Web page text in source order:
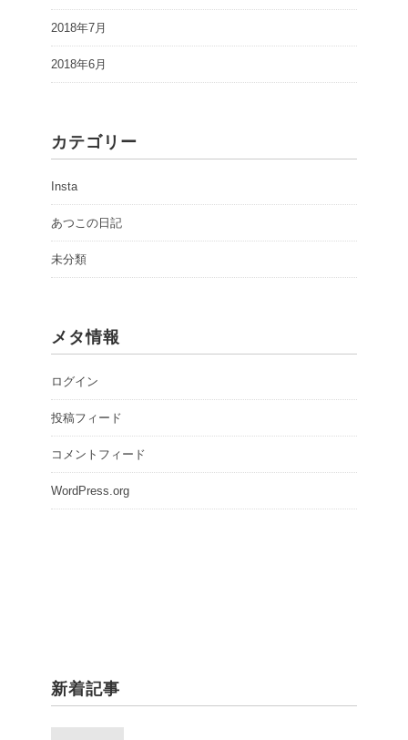
2018年7月
2018年6月
カテゴリー
Insta
あつこの日記
未分類
メタ情報
ログイン
投稿フィード
コメントフィード
WordPress.org
新着記事